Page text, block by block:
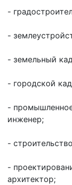
-
-
- земельный
- городской
-
инженер;
-
-
архитектор;